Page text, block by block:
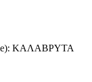
ΚΑΛΑΒΡΥΤΑ